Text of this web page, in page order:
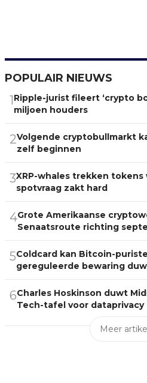
POPULAIR NIEUWS
1Ripple-jurist fileert ‘crypto
miljoen houders
2Volgende cryptobullmarkt
zelf beginnen
3XRP-whales trekken tokens
spotvraag zakt hard
4Grote Amerikaanse
Senaatsroute richting
5Coldcard kan Bitcoin-
gereguleerde bewaring
6Charles Hoskinson duwt
Tech-tafel voor dataprivacy
Meer